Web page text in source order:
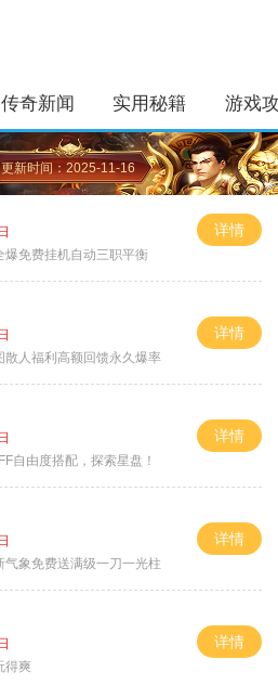
传奇新闻 实用秘籍 游戏
更新时间：2025-11-16
爆免费挂机自动三职平衡
详情
散人福利高额回馈永久爆率
详情
自由度搭配，探索星盘！
详情
气象免费送满级一刀一光柱
详情
得爽
详情